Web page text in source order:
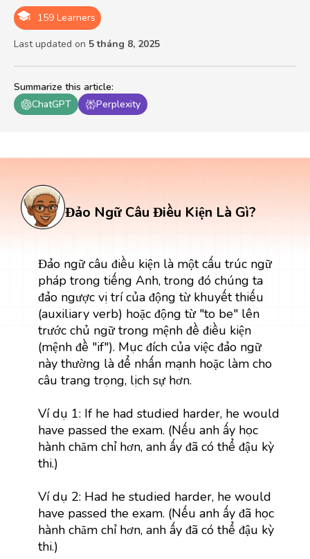
Summarize this article:
ChatGPT
Perplexity
159 Learners
Last updated on 5 tháng 8, 2025
Đảo Ngữ Câu Điều Kiện Là Gì?
Đảo ngữ câu điều kiện là một cấu trúc ngữ
pháp trong tiếng Anh, trong đó chúng ta
đảo ngược vị trí của động từ khuyết thiếu
(auxiliary verb) hoặc động từ "to be" lên
trước chủ ngữ trong mệnh đề điều kiện
(mệnh đề "if"). Mục đích của việc đảo ngữ
này thường là để nhấn mạnh hoặc làm cho
câu trang trọng, lịch sự hơn.
Ví dụ 1: If he had studied harder, he would
have passed the exam. (Nếu anh ấy học
hành chăm chỉ hơn, anh ấy đã có thể đậu kỳ
thi.)
Ví dụ 2: Had he studied harder, he would
have passed the exam. (Nếu anh ấy đã học
hành chăm chỉ hơn, anh ấy đã có thể đậu kỳ
thi.)